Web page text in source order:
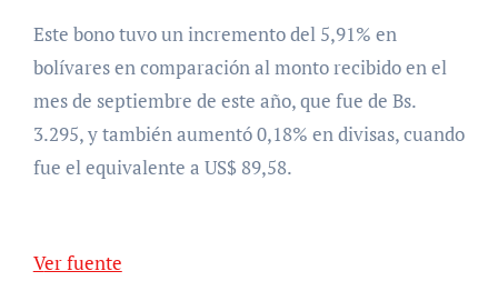
Este bono tuvo un incremento del 5,91% en
bolívares en comparación al monto recibido en el
mes de septiembre de este año, que fue de Bs.
3.295, y también aumentó 0,18% en divisas, cuando
fue el equivalente a US$ 89,58.
Ver fuente